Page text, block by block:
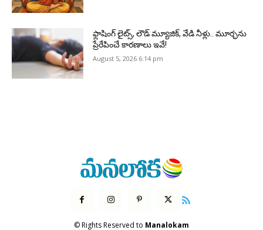
ఫ్లాషింగ్ లైట్స్, లౌడ్ మ్యూజిక్, వేడి నీళ్లు.. మూర్ఛను
ప్రేరేపించే కారణాలు ఇవే!
August 5, 2026 6:14 pm
© Rights Reserved to Manalokam